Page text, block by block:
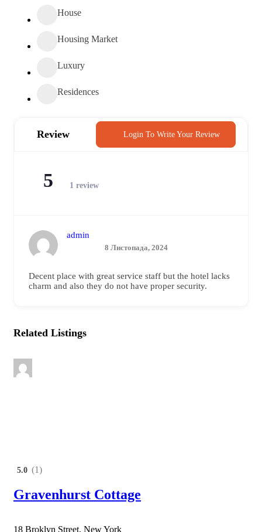
House
Housing Market
Luxury
Residences
Review Login To Write Your Review
5 1 review
admin
8 Листопада, 2024
Decent place with great service staff but the hotel lacks
charm and also they do not have proper security.
Related Listings
5.0 (1)
Gravenhurst Cottage
18 Broklyn Street, New York